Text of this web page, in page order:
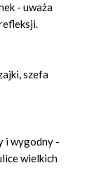
- uważa
szefa
i wygodny -
wielkich